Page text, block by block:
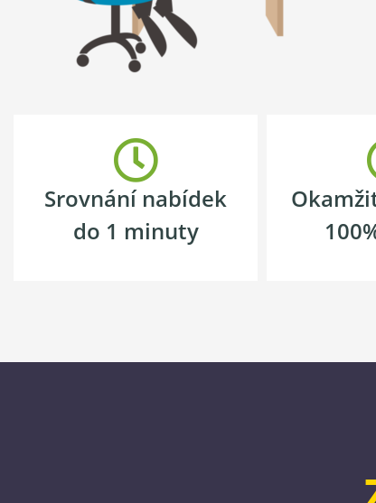
Srovnání nabídek
do 1 minuty